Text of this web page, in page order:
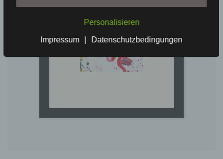
Personalisieren
Impressum Datenschutzbedingungen